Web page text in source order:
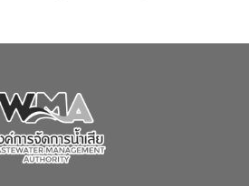
ในครั้งนี้เป็นการดึงจุดแข็งและความ
(อจน.) มาผสานกับประสบการณ์และ
เทคโนโลยีโครงข่ายน้ำครบวงจรในพื้นที่ EEC
ของอีสท์ วอเตอร์ เพื่อร่วมกันศึกษา
เทคโนโลยีการปรับปรุงคุณภาพน้ำ (Water
Reuse) และพัฒนารูปแบบการดำเนินงาน